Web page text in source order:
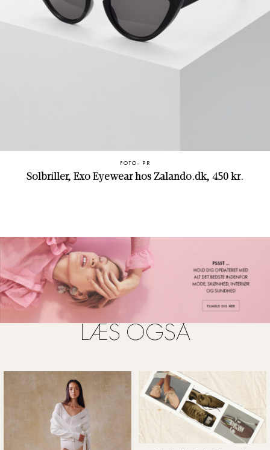
FOTO: PR
Solbriller, Exo Eyewear hos Zalando.dk, 450 kr.
LÆS OGSÅ